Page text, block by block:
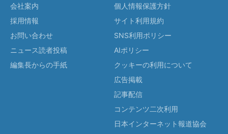
会社案内
採用情報
お問い合わせ
ニュース読者投稿
編集長からの手紙
個人情報保護方針
サイト利用規約
SNS利用ポリシー
AIポリシー
クッキーの利用について
広告掲載
記事配信
コンテンツ二次利用
日本インターネット報道協会